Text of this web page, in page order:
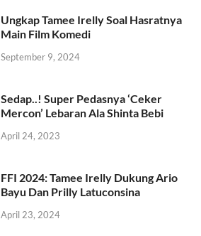
Ungkap Tamee Irelly Soal Hasratnya
Main Film Komedi
September 9, 2024
Sedap..! Super Pedasnya ‘Ceker
Mercon’ Lebaran Ala Shinta Bebi
April 24, 2023
FFI 2024: Tamee Irelly Dukung Ario
Bayu Dan Prilly Latuconsina
April 23, 2024